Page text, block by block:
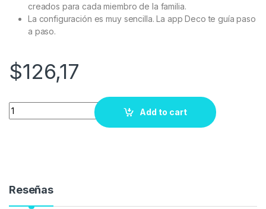
creados para cada miembro de la familia.
La configuración es muy sencilla. La app Deco te guía paso
a paso.
$126,17
Quantity
Add to cart
Reseñas